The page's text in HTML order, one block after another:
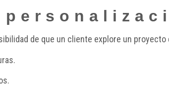
de que un cliente explore un